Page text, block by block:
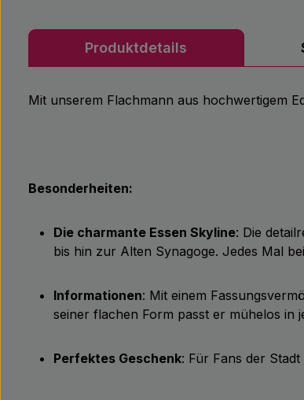
Produktdetails
Mit unserem Flachmann aus hochwertigem
Besonderheiten:
Die charmante Essen Skyline: Die
bis hin zur Alten Synagoge. Jedes Mal
Informationen: Mit einem
seiner flachen Form passt er mühelos in
Perfektes Geschenk: Für Fans der